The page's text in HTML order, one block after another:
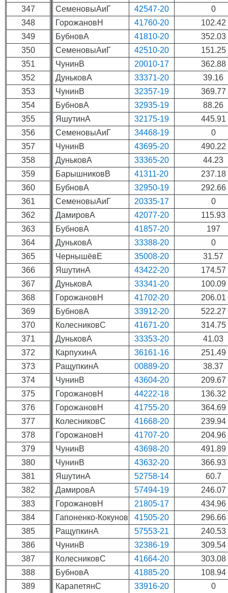
347
348
349
350
351
352
353
354
355
356
357
358
359
360
361
362
363
364
365
366
367
368
369
370
371
372
373
374
375
376
377
378
379
380
381
382
383
384
385
386
387
388
389
СеменовыАиГ
42547-20
0
ГорожановН
41760-20
102.42
БубновА
41810-20
352.03
СеменовыАиГ
42510-20
151.25
ЧунинВ
20010-17
362.88
ДуньковА
33371-20
39.16
ЧунинВ
32357-19
369.77
БубновА
32935-19
88.26
ЯшутинА
32175-19
445.91
СеменовыАиГ
34468-19
0
ЧунинВ
43695-20
490.22
ДуньковА
33365-20
44.23
БарышниковВ
41311-20
237.18
БубновА
32950-19
292.66
СеменовыАиГ
20335-17
0
ДамировА
42077-20
115.93
БубновА
41857-20
197
ДуньковА
33388-20
0
ЧернышёвЕ
35008-20
31.57
ЯшутинА
43422-20
174.57
ДуньковА
33341-20
100.09
ГорожановН
41702-20
206.01
БубновА
33912-20
522.27
КолесниковС
41671-20
314.75
ДуньковА
33353-20
41.03
КарпухинА
36161-16
251.49
РащупкинА
00889-20
38.37
ЧунинВ
43604-20
209.67
ГорожановН
44222-18
136.32
ГорожановН
41755-20
364.69
КолесниковС
41668-20
239.94
ГорожановН
41707-20
204.96
ЧунинВ
43698-20
491.89
ЧунинВ
43632-20
366.93
ЯшутинА
52758-14
60.7
ДамировА
57494-19
246.07
ГорожановН
21805-17
434.96
Гапоненко-Кокунов
41505-20
296.66
РащупкинА
57553-21
240.53
ЧунинВ
32386-19
309.54
КолесниковС
41664-20
303.08
БубновА
41885-20
108.94
КарапетянС
33916-20 0